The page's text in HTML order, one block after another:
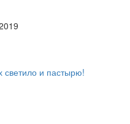
и пастырю!